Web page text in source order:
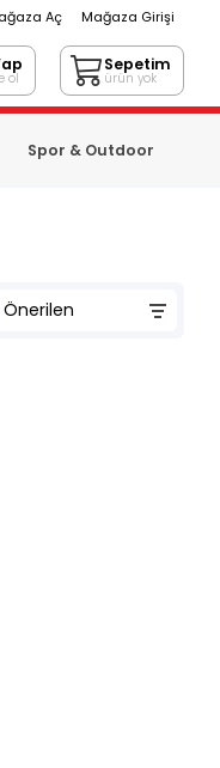
Aç Mağaza Girişi
ol
Sepetim
ürün yok
Spor & Outdoor